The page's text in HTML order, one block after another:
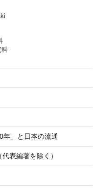
年」と日本の流通
表編著を除く）